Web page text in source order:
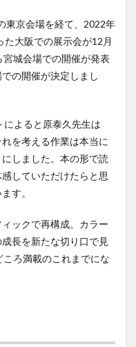
東京会場を経て、2022年
大阪での展示会が12月
城会場での開催が発表
の開催が決定しまし
によると原泰久先生は
を考える作業は本当に
しました。本の形で読
していただけたらと思
す。
ックで再構成。カラー
長を新たな切り口で見
ろ満載のこれまでにな